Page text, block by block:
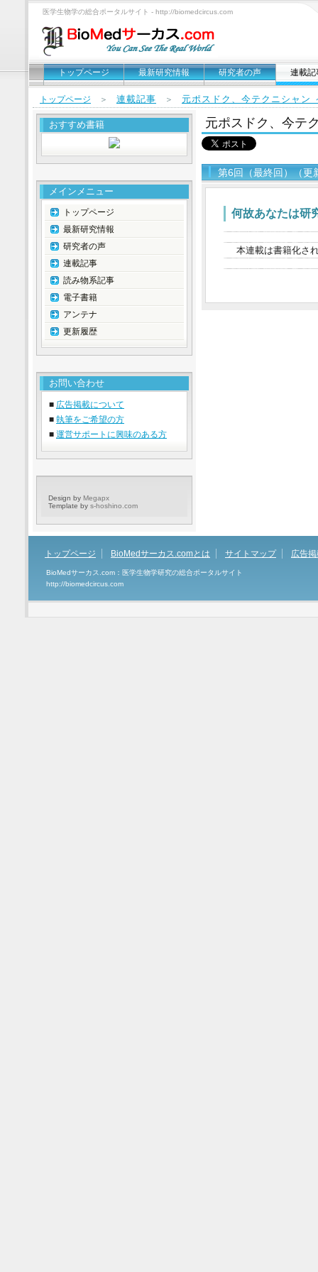
医学生物学の総合ポータルサイト - http://biomedcircus.com
トップページ 最新研究情報 研究者の声 連載記
トップページ ＞ 連載記事 ＞ 元ポスドク、今テクニシャン
元ポスドク、今テ
第6回（最終回）（更
何故あなたは研
本連載は書籍化さ
おすすめ書籍
メインメニュー
トップページ
最新研究情報
研究者の声
連載記事
読み物系記事
電子書籍
アンテナ
更新履歴
お問い合わせ
■ 広告掲載について
■ 執筆をご希望の方
■ 運営サポートに興味のある方
Design by Megapx
Template by s-hoshino.com
トップページ BioMedサーカス.comとは サイトマップ 広告
BioMedサーカス.com：医学生物学研究の総合ポータルサイト
http://biomedcircus.com